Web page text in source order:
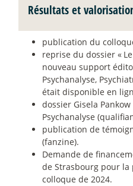
Résultats et
publication du
reprise du dossier «
nouveau support
Psychanalyse,
était disponible en
dossier Gisela
Psychanalyse
publication de
(fanzine).
Demande de
de Strasbourg pour
colloque de 2024.